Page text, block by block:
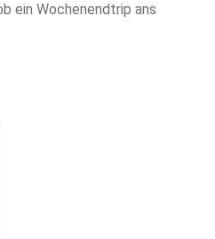
ein Wochenendtrip ans